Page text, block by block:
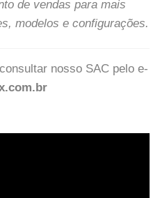
de vendas para mais
modelos e configurações.
nosso SAC pelo e-